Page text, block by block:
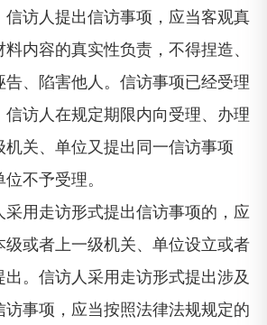
访人提出信访事项，应当客观真
内容的真实性负责，不得捏造、
、陷害他人。信访事项已经受理
访人在规定期限内向受理、办理
关、单位又提出同一信访事项
不予受理。
用走访形式提出信访事项的，应
或者上一级机关、单位设立或者
。信访人采用走访形式提出涉及
事项，应当按照法律法规规定的